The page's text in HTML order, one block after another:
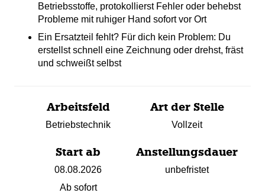
Betriebsstoffe, protokollierst Fehler oder behebst
Probleme mit ruhiger Hand sofort vor Ort
Ein Ersatzteil fehlt? Für dich kein Problem: Du
erstellst schnell eine Zeichnung oder drehst, fräst
und schweißt selbst
Arbeitsfeld
Betriebstechnik
Art der Stelle
Vollzeit
Start ab
08.08.2026
Ab sofort
Anstellungsdauer
unbefristet